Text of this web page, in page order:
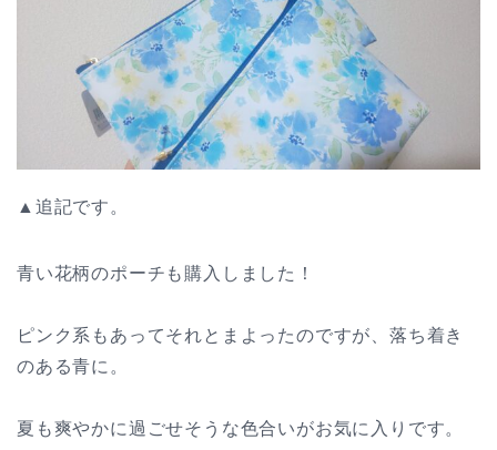
▲追記です。
青い花柄のポーチも購入しました！
ピンク系もあってそれとまよったのですが、落ち着き
のある青に。
夏も爽やかに過ごせそうな色合いがお気に入りです。